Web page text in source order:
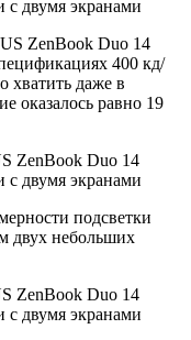
ZenBook Duo 14
400 кд/
хватить даже в
оказалось равно 19
подсветки
двух небольших